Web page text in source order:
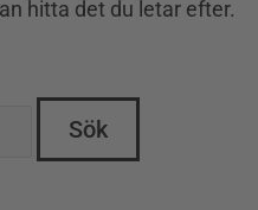
hitta det du letar efter.